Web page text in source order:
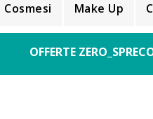
Cosmesi Make Up
OFFERTE